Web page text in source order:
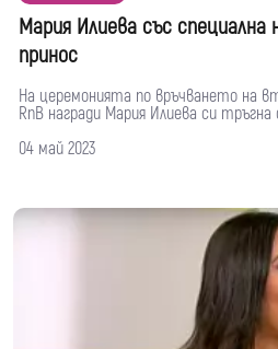
Мария Илиева със специална
принос
На церемонията по връчването на
RnB награди Мария Илиева си
04 май 2023